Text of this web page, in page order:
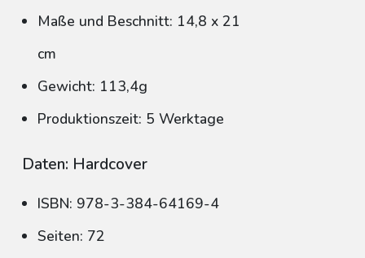
Maße und Beschnitt: 14,8 x 21
cm
Gewicht: 113,4g
Produktionszeit: 5 Werktage
Daten: Hardcover
ISBN: 978-3-384-64169-4
Seiten: 72